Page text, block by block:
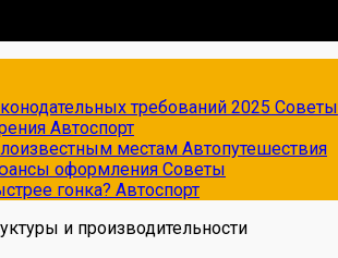
требований 2025 Советы
Автоспорт
местам Автопутешествия
оформления Советы
гонка? Автоспорт
и производительности